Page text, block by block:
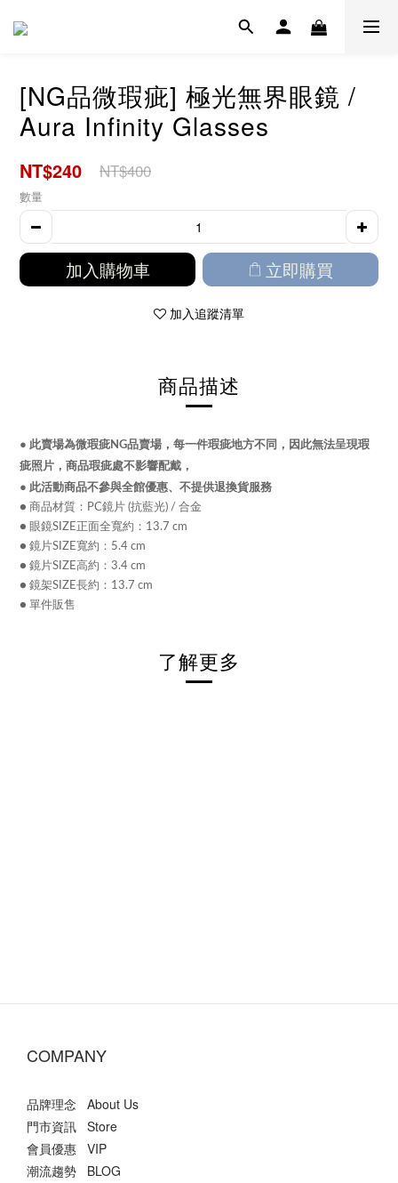
[NG品微瑕疵] 極光無界眼鏡 /
Aura Infinity Glasses
NT$240 NT$400
數量
加入購物車 立即購買
加入追蹤清單
商品描述
● 此賣場為微瑕疵NG品賣場，每一件瑕疵地方不同，因此無法呈現瑕
疵照片， 商品瑕疵處不影響配戴，
● 此活動商品不參與全館優惠、不提供退換貨服務
● 商品材質：PC鏡片 (抗藍光) / 合金
● 眼鏡SIZE正面全寬約：13.7 cm
● 鏡片SIZE寬約：5.4 cm
● 鏡片SIZE高約：3.4 cm
● 鏡架SIZE長約：13.7 cm
● 單件販售
了解更多
COMPANY
品牌理念 About Us
門市資訊 Store
會員優惠 VIP
潮流趨勢 BLOG